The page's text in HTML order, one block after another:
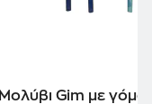
Μολύβι Gim με γόμα